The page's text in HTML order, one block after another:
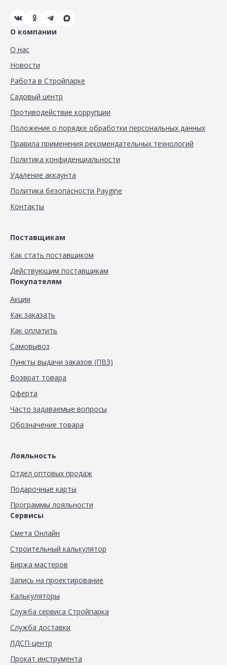
О компании
О нас
Новости
Работа в Стройпарке
Садовый центр
Противодействие коррупции
Положение о порядке обработки персональных данных
Правила применения рекомендательных технологий
Политика конфиденциальности
Удаление аккаунта
Политика безопасности Paygine
Контакты
Поставщикам
Как стать поставщиком
Действующим поставщикам
Покупателям
Акции
Как заказать
Как оплатить
Самовывоз
Пункты выдачи заказов (ПВЗ)
Возврат товара
Оферта
Часто задаваемые вопросы
Обозначение товара
Лояльность
Отдел оптовых продаж
Подарочные карты
Программы лояльности
Сервисы
Смета Онлайн
Строительный калькулятор
Биржа мастеров
Запись на проектирование
Калькуляторы
Служба сервиса Стройпарка
Служба доставки
ЛДСП-центр
Прокат инструмента